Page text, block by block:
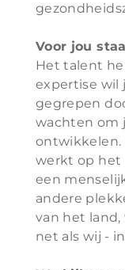
Voor jou
Het talent
expertise wil
gegrepen
wachten om
ontwikkelen.
werkt op het
een
andere
van het land,
net als wij -